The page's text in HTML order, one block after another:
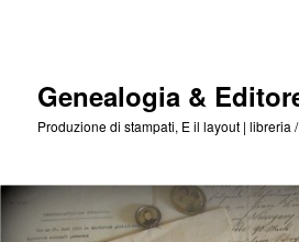
Genealogia &
Produzione di stampati, E il layout | libreria